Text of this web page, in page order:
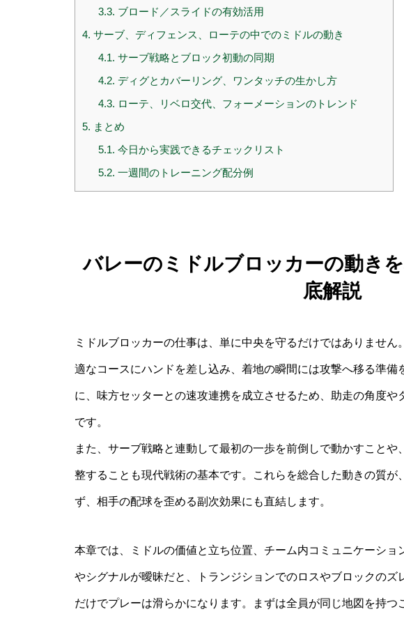
3.3. ブロード／スライドの有効活用
4. サーブ、ディフェンス、ローテの中でのミドルの動き
4.1. サーブ戦略とブロック初動の同期
4.2. ディグとカバーリング、ワンタッチの生かし方
4.3. ローテ、リベロ交代、フォーメーションのトレンド
5. まとめ
5.1. 今日から実践できるチェックリスト
5.2. 一週間のトレーニング配分例
バレーのミドルブロッカーの動き
底解説
ミドルブロッカーの仕事は、単に中央を守るだけではありませ
適なコースにハンドを差し込み、着地の瞬間には攻撃へ移る準備
に、味方セッターとの速攻連携を成立させるため、助走の角度や
です。
また、サーブ戦略と連動して最初の一歩を前倒しで動かすこと
整することも現代戦術の基本です。これらを総合した動きの質が
ず、相手の配球を歪める副次効果にも直結します。
本章では、ミドルの価値と立ち位置、チーム内コミュニケーシ
やシグナルが曖昧だと、トランジションでのロスやブロックのズ
だけでプレーは滑らかになります。まずは全員が同じ地図を持つ